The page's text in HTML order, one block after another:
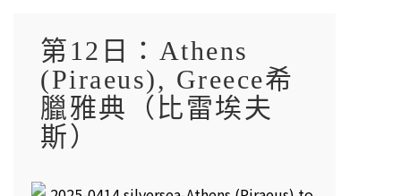
第12日：Athens
(Piraeus), Greece希
臘雅典（比雷埃夫
斯）